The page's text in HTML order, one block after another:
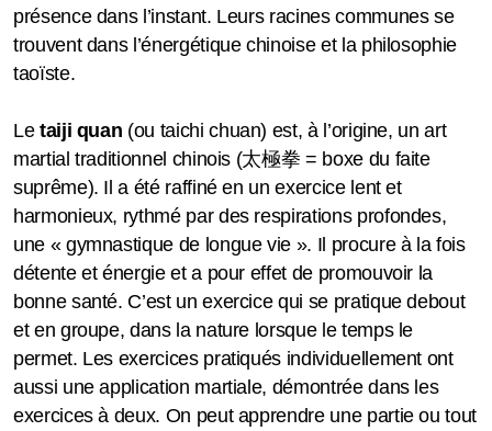
présence dans l’instant. Leurs racines communes se
trouvent dans l’énergétique chinoise et la philosophie
taoïste.
Le taiji quan (ou taichi chuan) est, à l’origine, un art
martial traditionnel chinois (太極拳 = boxe du faite
suprême). Il a été raffiné en un exercice lent et
harmonieux, rythmé par des respirations profondes,
une « gymnastique de longue vie ». Il procure à la fois
détente et énergie et a pour effet de promouvoir la
bonne santé. C’est un exercice qui se pratique debout
et en groupe, dans la nature lorsque le temps le
permet. Les exercices pratiqués individuellement ont
aussi une application martiale, démontrée dans les
exercices à deux. On peut apprendre une partie ou tout